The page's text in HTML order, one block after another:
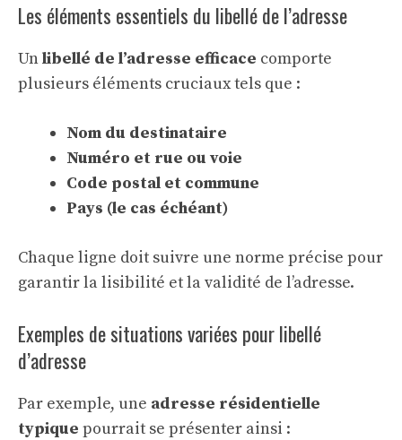
Les éléments essentiels du libellé de l’adresse
Unlibellé de l’adresse efficace comporte
plusieurs éléments cruciaux tels que :
Nom du destinataire
Numéro et rue ou voie
Code postal et commune
Pays (le cas échéant)
Chaque ligne doit suivre une norme précise pour
garantir la lisibilité et la validité de l’adresse.
Exemples de situations variées pour libellé
d’adresse
Par exemple, une adresse résidentielle
typique pourrait se présenter ainsi :